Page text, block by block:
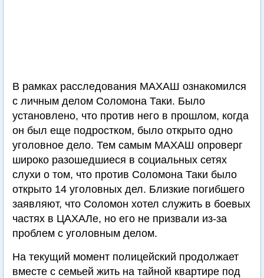
В рамках расследования МАХАШ ознакомился
с личным делом Соломона Таки. Было
установлено, что против него в прошлом, когда
он был еще подростком, было открыто одно
уголовное дело. Тем самым МАХАШ опроверг
широко разошедшиеся в социальных сетях
слухи о том, что против Соломона Таки было
открыто 14 уголовных дел. Близкие погибшего
заявляют, что Соломон хотел служить в боевых
частях в ЦАХАЛе, но его не призвали из-за
проблем с уголовным делом.
На текущий момент полицейский продолжает
вместе с семьей жить на тайной квартире под